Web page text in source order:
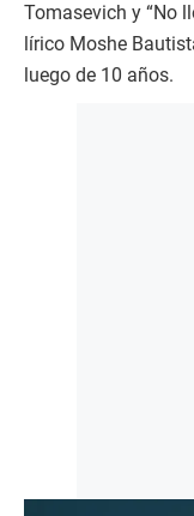
Tomasevich y “No
lírico Moshe
luego de 10 años.